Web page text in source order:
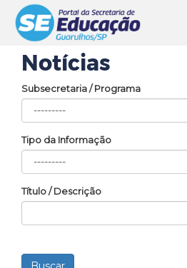
Notícias
Subsecretaria / Programa
Tipo da Informação
Título / Descrição